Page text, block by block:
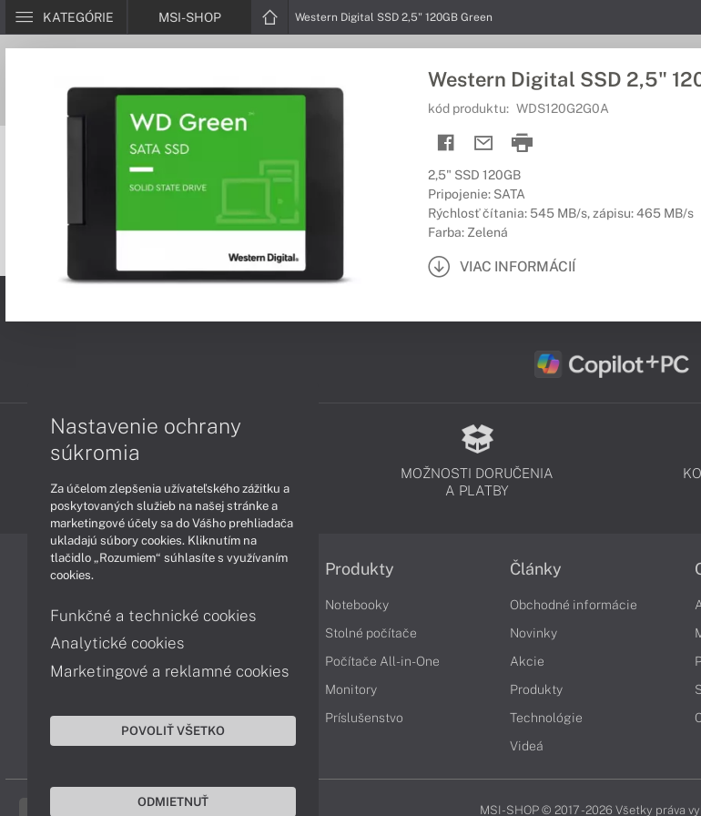
KATEGÓRIE MSI-SHOP Western Digital SSD 2,5" 120GB Green
Western Digital SSD 2,5"
kód produktu: WDS120G2G0A
2,5" SSD 120GB
Pripojenie: SATA
Rýchlosť čítania: 545 MB/s, zápisu: 465 MB/s
Farba: Zelená
VIAC INFORMÁCIÍ
MOŽNOSTI DORUČENIA
A PLATBY
Vyhlásenie o prístupnosti
Cookies
Produkty
Notebooky
Stolné počítače
Počítače All-in-One
Monitory
Príslušenstvo
Články
Obchodné informácie
Novinky
Akcie
Produkty
Technológie
Videá
MSI-SHOP © 2017 - 2026 Všetky práva
Nastavenie ochrany
súkromia
Za účelom zlepšenia užívateľského zážitku a
poskytovaných služieb na našej stránke a
marketingové účely sa do Vášho prehliadača
ukladajú súbory cookies. Kliknutím na
tlačidlo „Rozumiem“ súhlasíte s využívaním
cookies.
Funkčné a technické cookies
Analytické cookies
Marketingové a reklamné cookies
POVOLIŤ VŠETKO
ODMIETNUŤ